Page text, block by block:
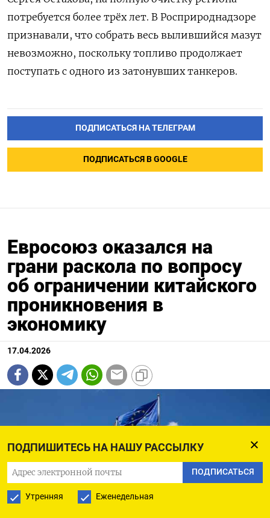
ПОДПИШИТЕСЬ НА НАШУ РАССЫЛКУ
ПОДПИСАТЬСЯ
Утренняя Еженедельная
потребуется более трёх лет. В Росприроднадзоре
признавали, что собрать весь вылившийся мазут
невозможно, поскольку топливо продолжает
поступать с одного из затонувших танкеров.
ПОДПИСАТЬСЯ НА ТЕЛЕГРАМ
ПОДПИСАТЬСЯ В GOOGLE
Евросоюз оказался на
грани раскола по вопросу
об ограничении китайского
проникновения в
экономику
17.04.2026